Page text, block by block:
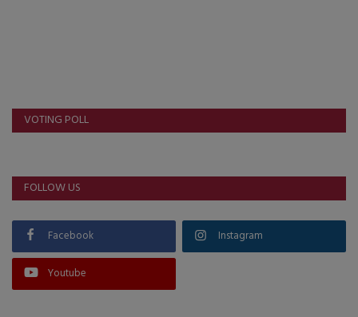
VOTING POLL
FOLLOW US
Facebook Instagram
Youtube